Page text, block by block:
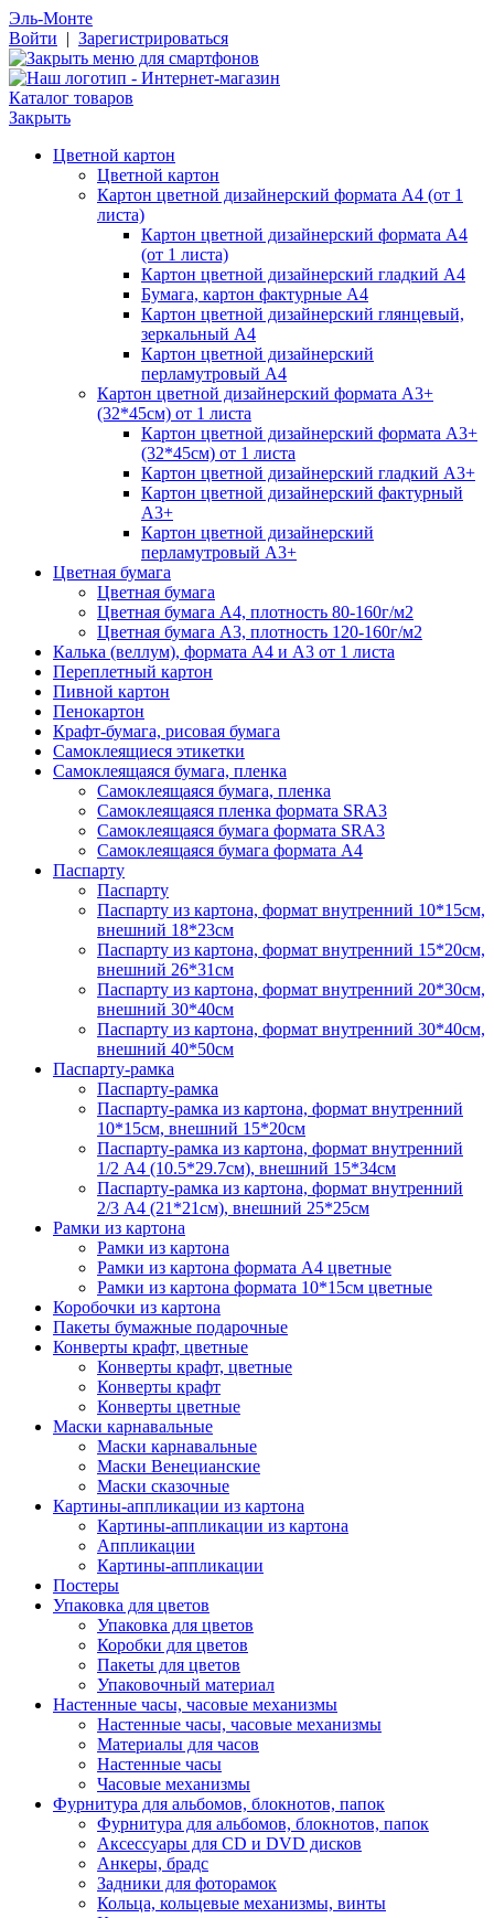
Эль-Монте
Войти | Зарегистрироваться
Каталог товаров
Закрыть
Цветной картон
Цветной картон
Картон цветной дизайнерский формата А4 (от 1
листа)
Картон цветной дизайнерский формата А4
(от 1 листа)
Картон цветной дизайнерский гладкий А4
Бумага, картон фактурные А4
Картон цветной дизайнерский глянцевый,
зеркальный А4
Картон цветной дизайнерский
перламутровый А4
Картон цветной дизайнерский формата А3+
(32*45см) от 1 листа
Картон цветной дизайнерский формата А3+
(32*45см) от 1 листа
Картон цветной дизайнерский гладкий А3+
Картон цветной дизайнерский фактурный
А3+
Картон цветной дизайнерский
перламутровый А3+
Цветная бумага
Цветная бумага
Цветная бумага А4, плотность 80-160г/м2
Цветная бумага А3, плотность 120-160г/м2
Калька (веллум), формата А4 и А3 от 1 листа
Переплетный картон
Пивной картон
Пенокартон
Крафт-бумага, рисовая бумага
Самоклеящиеся этикетки
Самоклеящаяся бумага, пленка
Самоклеящаяся бумага, пленка
Самоклеящаяся пленка формата SRА3
Самоклеящаяся бумага формата SRА3
Самоклеящаяся бумага формата А4
Паспарту
Паспарту
Паспарту из картона, формат внутренний 10*15см,
внешний 18*23см
Паспарту из картона, формат внутренний 15*20см,
внешний 26*31см
Паспарту из картона, формат внутренний 20*30см,
внешний 30*40см
Паспарту из картона, формат внутренний 30*40см,
внешний 40*50см
Паспарту-рамка
Паспарту-рамка
Паспарту-рамка из картона, формат внутренний
10*15см, внешний 15*20см
Паспарту-рамка из картона, формат внутренний
1/2 А4 (10.5*29.7см), внешний 15*34см
Паспарту-рамка из картона, формат внутренний
2/3 А4 (21*21см), внешний 25*25см
Рамки из картона
Рамки из картона
Рамки из картона формата А4 цветные
Рамки из картона формата 10*15см цветные
Коробочки из картона
Пакеты бумажные подарочные
Конверты крафт, цветные
Конверты крафт, цветные
Конверты крафт
Конверты цветные
Маски карнавальные
Маски карнавальные
Маски Венецианские
Маски сказочные
Картины-аппликации из картона
Картины-аппликации из картона
Аппликации
Картины-аппликации
Постеры
Упаковка для цветов
Упаковка для цветов
Коробки для цветов
Пакеты для цветов
Упаковочный материал
Настенные часы, часовые механизмы
Настенные часы, часовые механизмы
Материалы для часов
Настенные часы
Часовые механизмы
Фурнитура для альбомов, блокнотов, папок
Фурнитура для альбомов, блокнотов, папок
Аксессуары для CD и DVD дисков
Анкеры, брадс
Задники для фоторамок
Кольца, кольцевые механизмы, винты